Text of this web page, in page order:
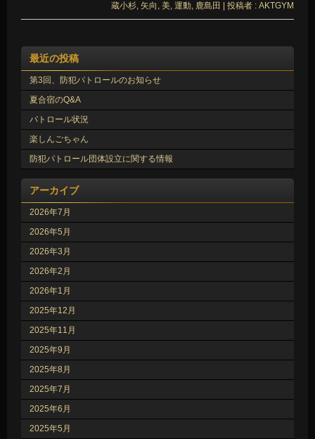
蔵小杉, 矢向 , 美, 運動, 鹿島田 投稿者 : AKTGYM
最近の投稿
第3回、防犯パトロールのお知らせ
夏合宿のQ&A
パトロール状況
楽しんごちゃん
防犯パトロール団体設立に関する情報
アーカイブ
2026年7月
2026年5月
2026年3月
2026年2月
2026年1月
2025年12月
2025年11月
2025年9月
2025年8月
2025年7月
2025年6月
2025年5月